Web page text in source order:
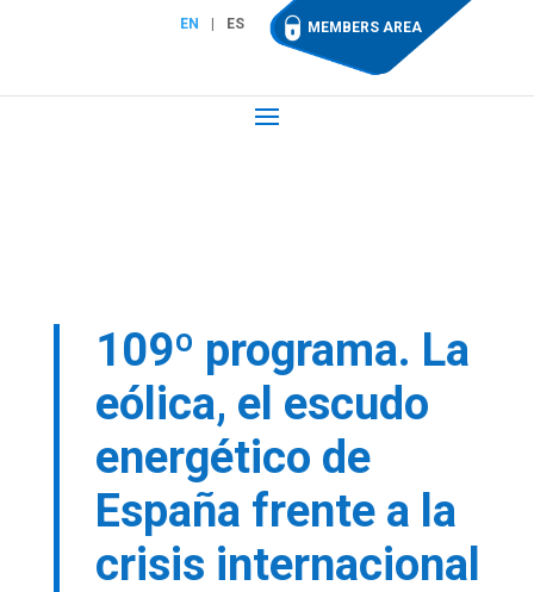
EN ES MEMBERS AREA
109º programa. La
eólica, el escudo
energético de
España frente a la
crisis internacional